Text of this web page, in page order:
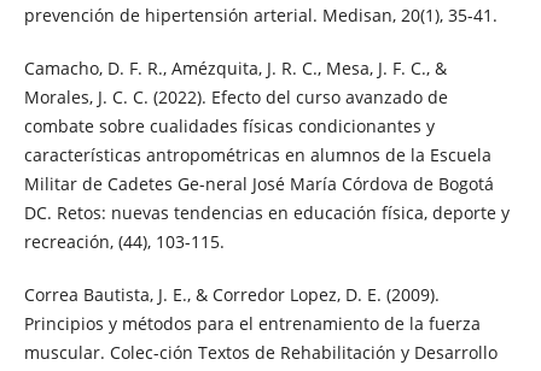
prevención de hipertensión arterial. Medisan, 20(1), 35-41.
Camacho, D. F. R., Amézquita, J. R. C., Mesa, J. F. C., &
Morales, J. C. C. (2022). Efecto del curso avanzado de
combate sobre cualidades físicas condicionantes y
características antropométricas en alumnos de la Escuela
Militar de Cadetes Ge-neral José María Córdova de Bogotá
DC. Retos: nuevas tendencias en educación física, deporte y
recreación, (44), 103-115.
Correa Bautista, J. E., & Corredor Lopez, D. E. (2009).
Principios y métodos para el entrenamiento de la fuerza
muscular. Colec-ción Textos de Rehabilitación y Desarrollo